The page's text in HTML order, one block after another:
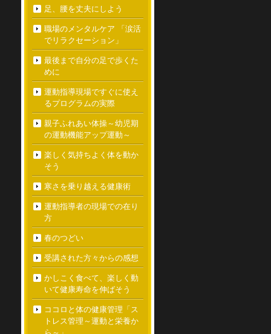
足、腰を丈夫にしよう
職場のメンタルケア 「涙活
でリラクセーション」
最後まで自分の足で歩くた
めに
運動指導現場ですぐに使え
るプログラムの実際
親子ふれあい体操～幼児期
の運動機能アップ運動～
楽しく気持ちよく体を動か
そう
寒さを乗り越える健康術
運動指導者の現場での在り
方
春のつどい
受講された方々からの感想
かしこく食べて、楽しく動
いて健康寿命を伸ばそう
ココロと体の健康管理「ス
トレス管理～運動と栄養か